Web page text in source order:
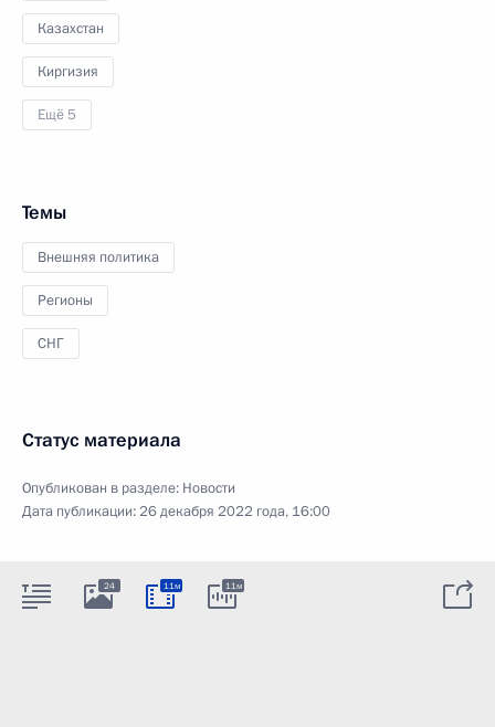
Казахстан
Киргизия
Ещё 5
Темы
Внешняя политика
Регионы
СНГ
Статус материала
Опубликован в разделе: Новости
Дата публикации:26 декабря 2022 года, 16:00
24 11м 11м